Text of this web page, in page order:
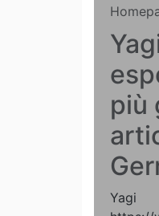
più